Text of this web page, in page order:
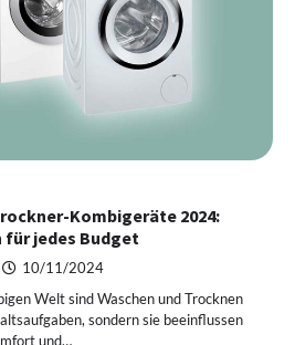
Kombigeräte 2024:
jedes Budget
10/11/2024
Welt sind Waschen und Trocknen
sondern sie beeinflussen
und…